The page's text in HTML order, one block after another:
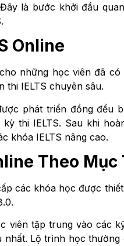
là bước khởi đầu
Online
những học viên đã
thi IELTS chuyên sâu.
phát triển đồng đều
thi IELTS. Sau khi
khóa IELTS nâng cao.
Theo
các khóa học được
viên tập trung vào các
nhất. Lộ trình học